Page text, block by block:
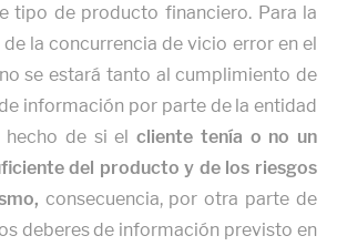
tipo de producto financiero. Para la
la concurrencia de vicio error en el
se estará tanto al cumplimiento de
información por parte de la entidad
hecho de si elcliente tenía o no un
del producto y de los riesgos
consecuencia, por otra parte de
deberes de información previsto en